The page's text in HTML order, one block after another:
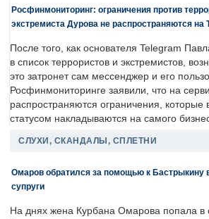
Росфинмониторинг: ограничения против
экстремиста Дурова не распространяются на
После того, как основателя Telegram
в список террористов и экстремистов,
это затронет сам мессенджер и его
Росфинмониторинге заявили, что на
распространяются ограничения, которые
статусом накладываются на самого
СЛУХИ, СКАНДАЛЫ, СПЛЕТНИ
Омаров обратился за помощью к Бастрыкину
супруги
На днях жена Курбана Омарова попала в